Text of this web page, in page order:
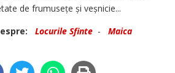
de frumusețe și veșnicie...
Locurile Sfinte - Maica